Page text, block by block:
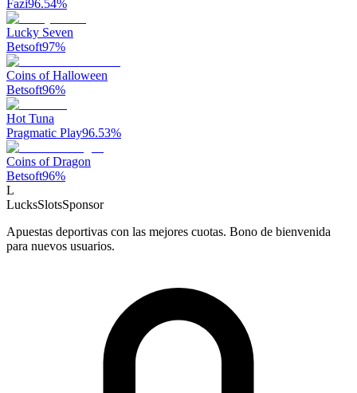
Fazi96.54%
Lucky Seven
Betsoft97%
Coins of Halloween
Betsoft96%
Hot Tuna
Pragmatic Play96.53%
Coins of Dragon
Betsoft96%
L
LucksSlotsSponsor
Apuestas deportivas con las mejores cuotas. Bono de bienvenida
para nuevos usuarios.